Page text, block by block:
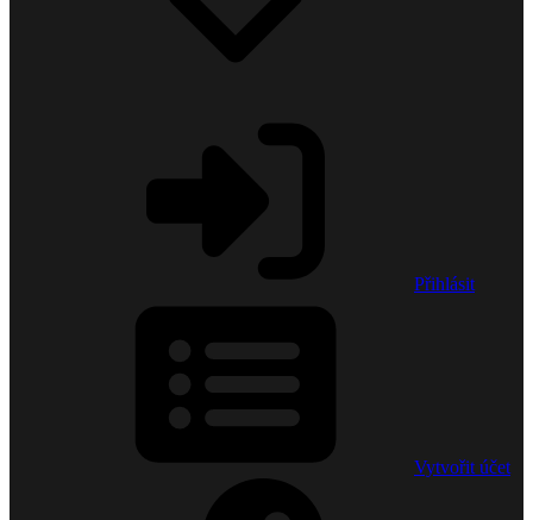
Přihlásit
Vytvořit účet